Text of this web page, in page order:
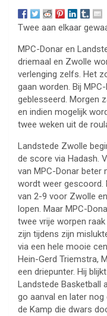
Twee aan elkaar
MPC-Donar en
driemaal en Zwolle
verlenging zelfs. Het
gaan worden. Bij
geblesseerd. Morgen
en indien mogelijk
twee weken uit de
Landstede Zwolle
de score via Hadash.
van MPC-Donar beter
wordt weer gescoord.
van 2-9 voor Zwolle
lopen. Maar MPC-
twee vrije worpen
zijn tijdens zijn
via een hele mooie
Hein-Gerd Triemstra,
een driepunter. Hij
Landstede Basketball
go aanval en later
de Kamp die dwars